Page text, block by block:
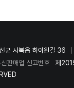
군 사북읍 하이원길 36
신판매업 신고번호
제